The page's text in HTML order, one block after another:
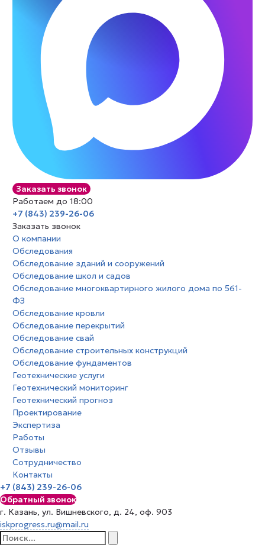
Заказать звонок
Работаем до 18:00
+7 (843) 239-26-06
Заказать звонок
О компании
Обследования
Обследование зданий и сооружений
Обследование школ и садов
Обследование многоквартирного жилого дома по 561-
ФЗ
Обследование кровли
Обследование перекрытий
Обследование свай
Обследование строительных конструкций
Обследование фундаментов
Геотехнические услуги
Геотехнический мониторинг
Геотехнический прогноз
Проектирование
Экспертиза
Работы
Отзывы
Сотрудничество
Контакты
+7 (843) 239-26-06
Обратный звонок
г. Казань, ул. Вишневского, д. 24, оф. 903
iskprogress.ru@mail.ru